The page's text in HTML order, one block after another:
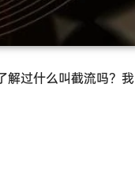
解过什么叫截流吗？我